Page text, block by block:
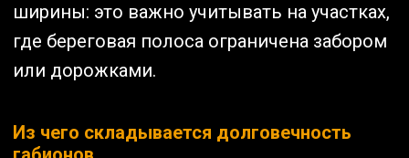
ширины: это важно учитывать на участках,
где береговая полоса ограничена забором
или дорожками.
Из чего складывается долговечность